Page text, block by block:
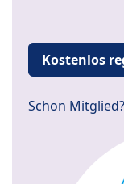
Kostenlos
Schon Mitglied?